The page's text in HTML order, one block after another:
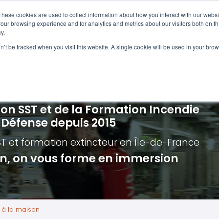
cookies are used to collect information about how you interact with our
browsing experience and for analytics and metrics about our visitors both on
be tracked when you visit this website. A single cookie will be used in your
incendie - Guide et Serre file
de première intervention
Extincteurs
en réalité augmentée
Évacuation établissements de
Évacuation secteur tertiaire
Évacuation secteur industriel
SST et de la Formation Incendie
depuis 2015
et formation extincteuren Île-de-France
on vous forme en immersion
à la maison